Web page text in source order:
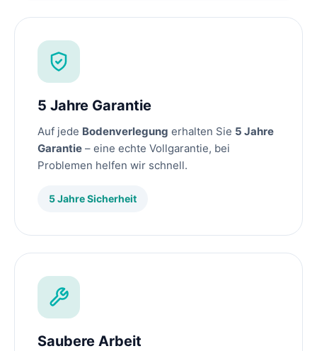
5 Jahre Garantie
Auf jede Bodenverlegung erhalten Sie 5 Jahre
Garantie – eine echte Vollgarantie, bei
Problemen helfen wir schnell.
5 Jahre Sicherheit
Saubere Arbeit